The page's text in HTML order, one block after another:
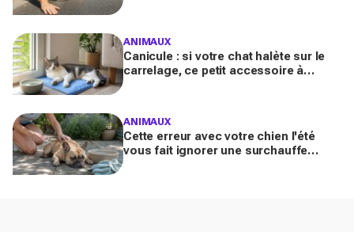
ANIMAUX
Canicule : si votre chat halète sur le
carrelage, ce petit accessoire à
ANIMAUX
Cette erreur avec votre chien l'été
vous fait ignorer une surchauffe